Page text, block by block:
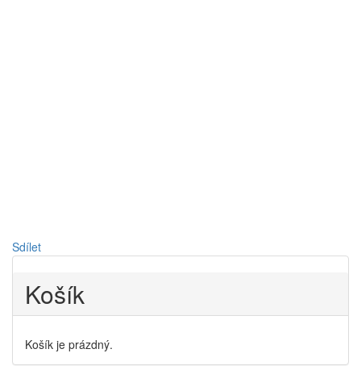
Sdílet
Košík
Košík je prázdný.